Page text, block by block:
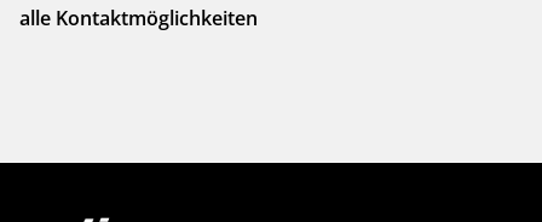
alle Kontaktmöglichkeiten